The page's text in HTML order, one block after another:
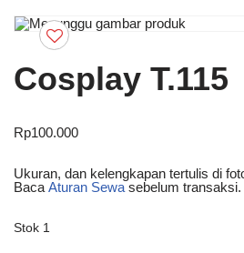
Cosplay T.115
Rp100.000
Ukuran, dan kelengkapan tertulis di
Baca Aturan Sewa sebelum transaksi.
Stok 1